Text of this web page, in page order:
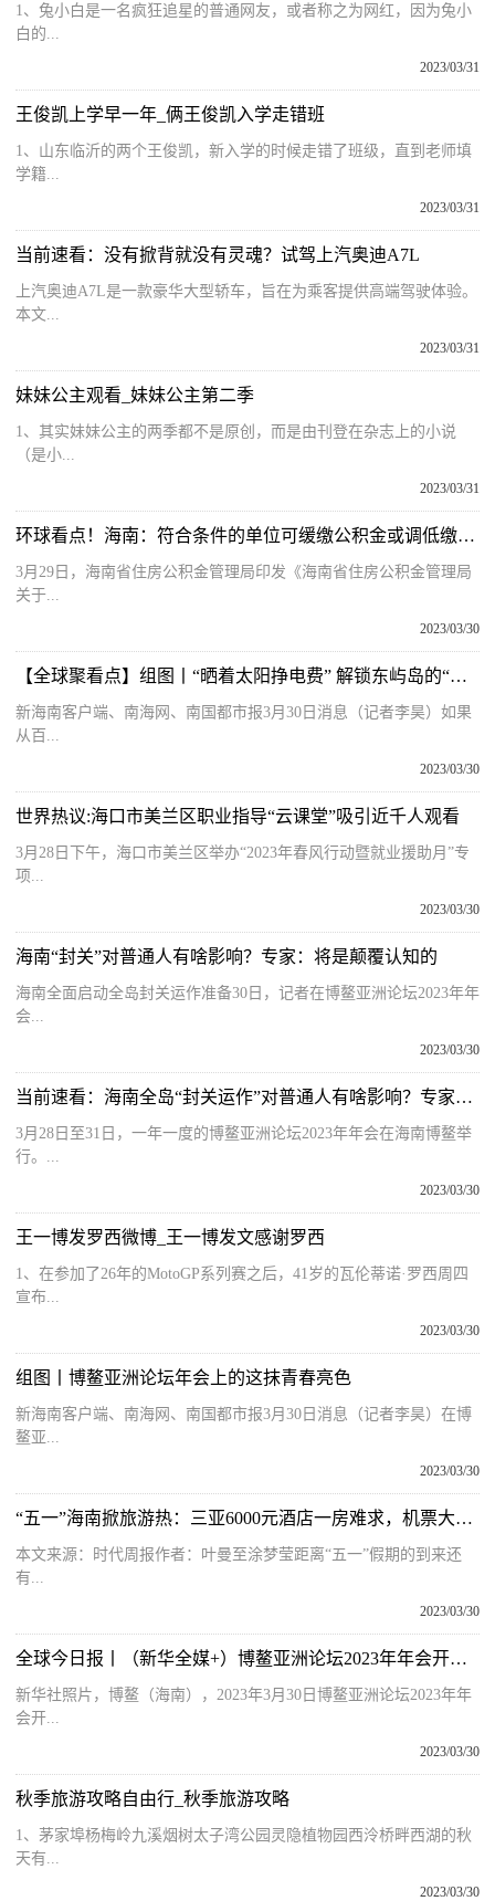
1、兔小白是一名疯狂追星的普通网友，或者称之为网红，因为兔小
白的...
2023/03/31
王俊凯上学早一年_俩王俊凯入学走错班
1、山东临沂的两个王俊凯，新入学的时候走错了班级，直到老师填
学籍...
2023/03/31
当前速看：没有掀背就没有灵魂？试驾上汽奥迪A7L
上汽奥迪A7L是一款豪华大型轿车，旨在为乘客提供高端驾驶体验。
本文...
2023/03/31
妹妹公主观看_妹妹公主第二季
1、其实妹妹公主的两季都不是原创，而是由刊登在杂志上的小说
（是小...
2023/03/31
环球看点！海南：符合条件的单位可缓缴公积金或调低缴存比例
3月29日，海南省住房公积金管理局印发《海南省住房公积金管理局
关于...
2023/03/30
【全球聚看点】组图丨“晒着太阳挣电费” 解锁东屿岛的“零碳”密码
新海南客户端、南海网、南国都市报3月30日消息（记者李昊）如果
从百...
2023/03/30
世界热议:海口市美兰区职业指导“云课堂”吸引近千人观看
3月28日下午，海口市美兰区举办“2023年春风行动暨就业援助月”专
项...
2023/03/30
海南“封关”对普通人有啥影响？专家：将是颠覆认知的
海南全面启动全岛封关运作准备30日，记者在博鳌亚洲论坛2023年年
会...
2023/03/30
当前速看：海南全岛“封关运作”对普通人有啥影响？专家：海南居民将真正开启自贸港模式
3月28日至31日，一年一度的博鳌亚洲论坛2023年年会在海南博鳌举
行。...
2023/03/30
王一博发罗西微博_王一博发文感谢罗西
1、在参加了26年的MotoGP系列赛之后，41岁的瓦伦蒂诺·罗西周四
宣布...
2023/03/30
组图丨博鳌亚洲论坛年会上的这抹青春亮色
新海南客户端、南海网、南国都市报3月30日消息（记者李昊）在博
鳌亚...
2023/03/30
“五一”海南掀旅游热：三亚6000元酒店一房难求，机票大涨游客直呼比国外还贵
本文来源：时代周报作者：叶曼至涂梦莹距离“五一”假期的到来还
有...
2023/03/30
全球今日报丨（新华全媒+）博鳌亚洲论坛2023年年会开幕式举行
新华社照片，博鳌（海南），2023年3月30日博鳌亚洲论坛2023年年
会开...
2023/03/30
秋季旅游攻略自由行_秋季旅游攻略
1、茅家埠杨梅岭九溪烟树太子湾公园灵隐植物园西泠桥畔西湖的秋
天有...
2023/03/30